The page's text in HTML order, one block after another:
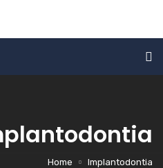
Home Implantodontia